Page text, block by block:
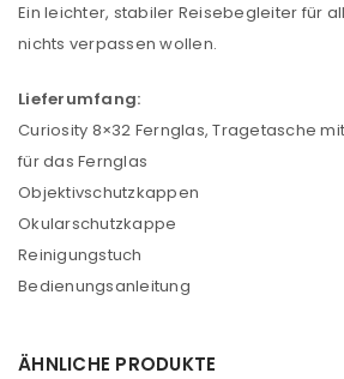
Ein leichter, stabiler Reisebegleiter für
nichts verpassen wollen.
Lieferumfang:
Curiosity 8×32 Fernglas, Tragetasche
für das Fernglas
Objektivschutzkappen
Okularschutzkappe
Reinigungstuch
Bedienungsanleitung
ÄHNLICHE PRODUKTE